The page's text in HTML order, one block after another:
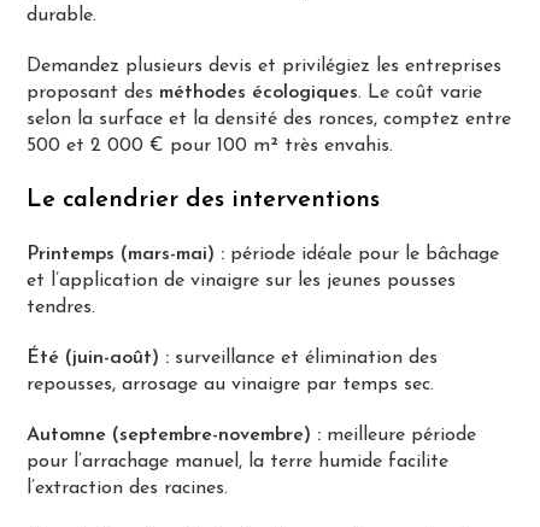
durable.
Demandez plusieurs devis et privilégiez les entreprises
proposant des méthodes écologiques. Le coût varie
selon la surface et la densité des ronces, comptez entre
500 et 2 000 € pour 100 m² très envahis.
Le calendrier des interventions
Printemps (mars-mai) : période idéale pour le bâchage
et l’application de vinaigre sur les jeunes pousses
tendres.
Été (juin-août) : surveillance et élimination des
repousses, arrosage au vinaigre par temps sec.
Automne (septembre-novembre) : meilleure période
pour l’arrachage manuel, la terre humide facilite
l’extraction des racines.